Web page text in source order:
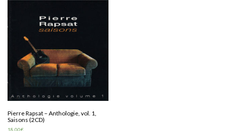
Pierre Rapsat – Anthologie, vol. 1,
Saisons (2CD)
18,00€